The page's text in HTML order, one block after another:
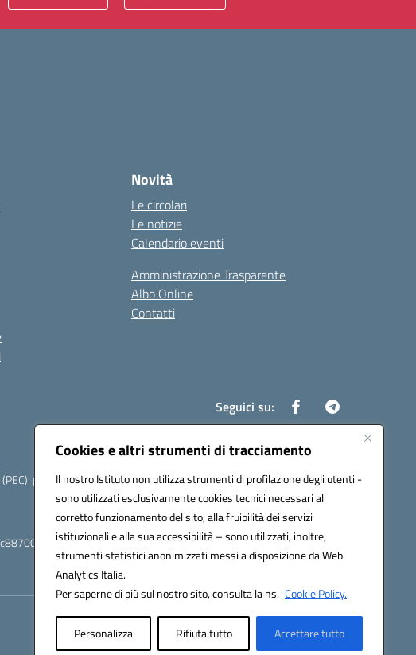
Cookies e altri strumenti di tracciamento
Il nostro Istituto non utilizza strumenti di profilazione degli utenti -
sono utilizzati esclusivamente cookies tecnici necessari al
corretto funzionamento del sito, alla fruibilità dei servizi
istituzionali e alla sua accessibilità – sono utilizzati, inoltre,
strumenti statistici anonimizzati messi a disposizione da Web
Analytics Italia.
Per saperne di più sul nostro sito, consulta la ns. Cookie Policy.
Personalizza Rifiuta tutto Accettare tutto
Novità
Le circolari
Le notizie
Calendario eventi
Amministrazione Trasparente
Albo Online
Contatti
Seguici su:
paic88700d@pec.istruzione.it